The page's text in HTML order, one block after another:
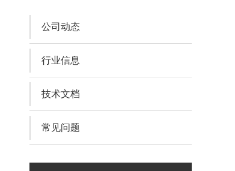
公司动态
行业信息
技术文档
常见问题